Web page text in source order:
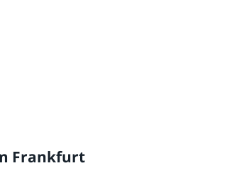
Frankfurt